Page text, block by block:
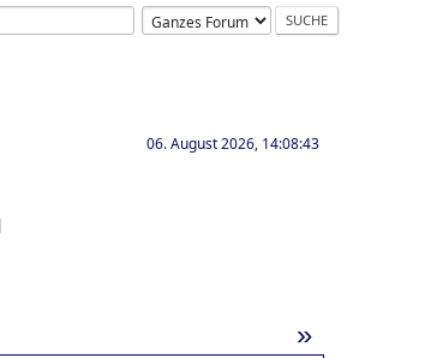
06. August 2026, 14:08:43
»